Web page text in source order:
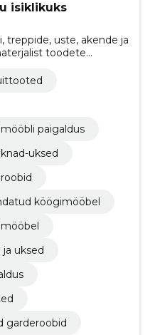
isiklikuks
treppide, uste, akende ja
toodete
paigaldus
uksed
köögimööbel
uksed
garderoobid